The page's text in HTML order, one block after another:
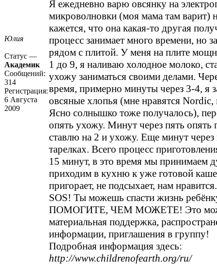
Юлия
Статус —
Академик
Сообщений:
314
Регистрация:
6 Августа
2009
Я ежедневно варю овсянку на
микроволновки (моя мама там варит)
кажется, что она какая-то другая
процесс занимает много времени, но
рядом с плитой. У меня на плите
1 до 9, я наливаю холодное молоко,
ухожу заниматься своими делами.
время, примерно минуты через 3-4, я
овсяные хлопья (мне нравятся
Ясно солнышко тоже получалось),
опять ухожу. Минут через пять
ставлю на 2 и ухожу. Еще минут через
тарелках. Всего процесс
15 минут, в это время мы принимаем
приходим в кухню к уже готовой
пригорает, не подсыхает, нам
SOS! Ты можешь спасти жизнь
ПОМОГИТЕ, ЧЕМ МОЖЕТЕ! Это
материальная поддержка,
информации, приглашения в группу!
Подробная информация здесь:
http://www.childrenofearth.org/ru/